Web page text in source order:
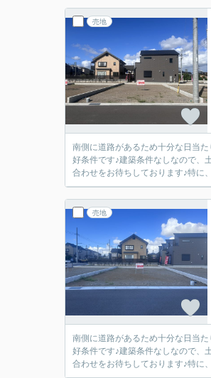
売地
南側に道路があるため十分な日当
好条件です♪建築条件なしなので、
合わせをお待ちしております♪特に
売地
南側に道路があるため十分な日当
好条件です♪建築条件なしなので、
合わせをお待ちしております♪特に